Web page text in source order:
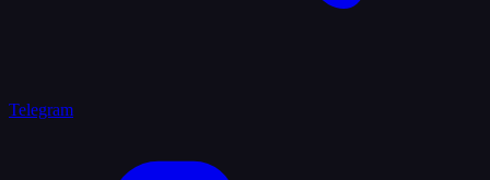
Telegram